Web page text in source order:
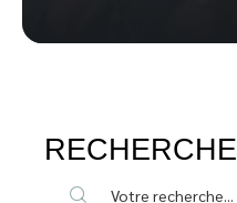
RECHERCHE